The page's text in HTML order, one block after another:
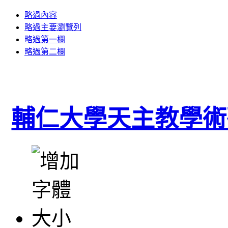
略過內容
略過主要瀏覽列
略過第一欄
略過第二欄
輔仁大學天主教學